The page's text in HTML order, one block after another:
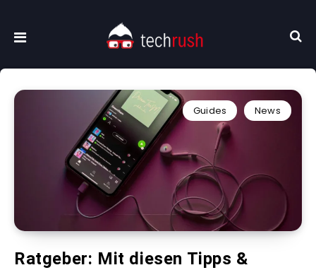
Guides News
Ratgeber: Mit diesen Tipps &